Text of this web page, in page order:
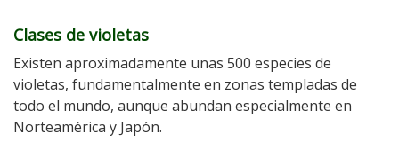
Clases de violetas
Existen aproximadamente unas 500 especies de
violetas, fundamentalmente en zonas templadas de
todo el mundo, aunque abundan especialmente en
Norteamérica y Japón.